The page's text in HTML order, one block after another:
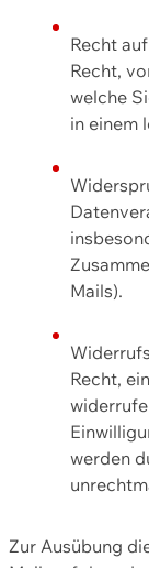
Recht
Recht,
welche
in einem
Mails).
Recht,
werden
Zur Ausübung